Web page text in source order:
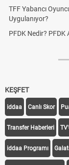
Deplasman
Uygulanıyor?
DGS Sonuçları
KEŞFET
iddaa Canlı Skor
Transfer Haberleri
iddaa Programı